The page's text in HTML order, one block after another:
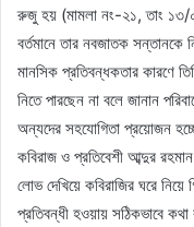
রুজু হয় (মামলা নং-২১, তাং ১৩/
বর্তমানে তার নবজাতক সন্তানকে
মানসিক প্রতিবন্ধকতার কারণে
নিতে পারছেন না বলে জানান
অন্যদের সহযোগিতা প্রয়োজন
কবিরাজ ও প্রতিবেশী আব্দুর
লোভ দেখিয়ে কবিরাজির ঘরে নিয়ে
প্রতিবন্ধী হওয়ায় সঠিকভাবে